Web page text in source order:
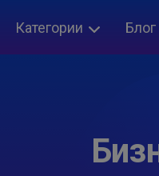
Категории Блог